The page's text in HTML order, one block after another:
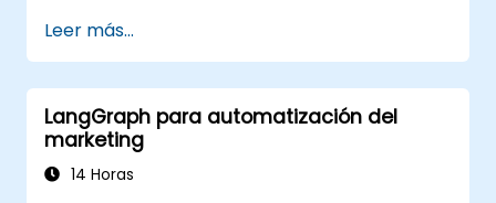
Leer más...
LangGraph para automatización del
marketing
14 Horas